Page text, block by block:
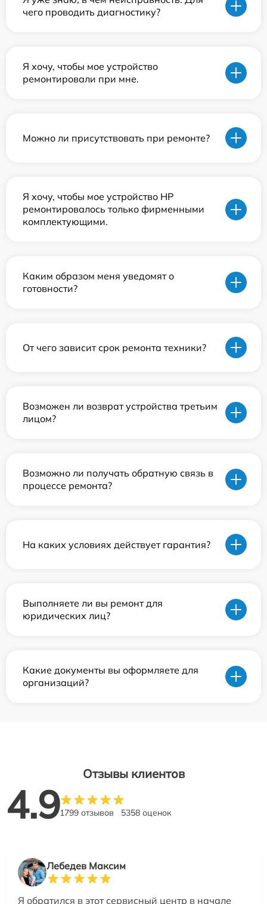
чего проводить диагностику?
Я хочу, чтобы мое устройство
ремонтировали при мне.
Можно ли присутствовать при ремонте?
Я хочу, чтобы мое устройство HP
ремонтировалось только фирменными
комплектующими.
Каким образом меня уведомят о
готовности?
От чего зависит срок ремонта техники?
Возможен ли возврат устройства третьим
лицом?
Возможно ли получать обратную связь в
процессе ремонта?
На каких условиях действует гарантия?
Выполняете ли вы ремонт для
юридических лиц?
Какие документы вы оформляете для
организаций?
Отзывы клиентов
4.91799 отзывов 5358 оценок
Лебедев Максим
Я обратился в этот сервисный центр в начале